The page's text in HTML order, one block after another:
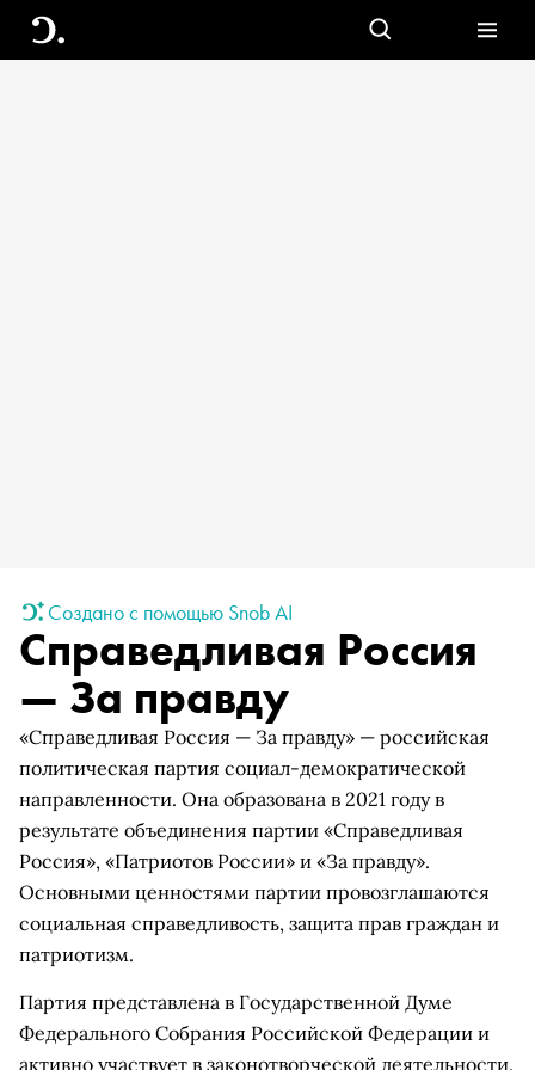
Создано с помощью Snob AI
Справедливая Россия
— За правду
«Справедливая Россия — За правду» — российская
политическая партия социал-демократической
направленности. Она образована в 2021 году в
результате объединения партии «Справедливая
Россия», «Патриотов России» и «За правду».
Основными ценностями партии провозглашаются
социальная справедливость, защита прав граждан и
патриотизм.
Партия представлена в Государственной Думе
Федерального Собрания Российской Федерации и
активно участвует в законотворческой деятельности.